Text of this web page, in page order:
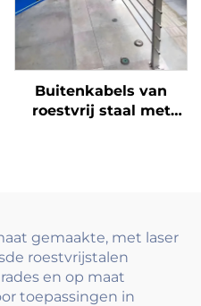
Buitenkabels van
roestvrij staal met
gemaakte, met laser
roestvrijstalen
en op maat
toepassingen in